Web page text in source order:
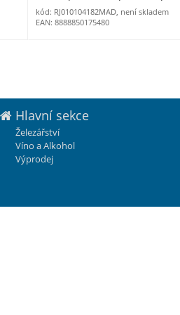
kód: RJ010104182MAD, není skladem
EAN: 8888850175480
Hlavní sekce
Železářství
Víno a Alkohol
Výprodej